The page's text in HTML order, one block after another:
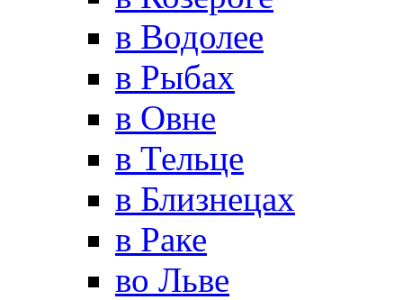
в Водолее
в Рыбах
в Овне
в Тельце
в Близнецах
в Раке
во Льве